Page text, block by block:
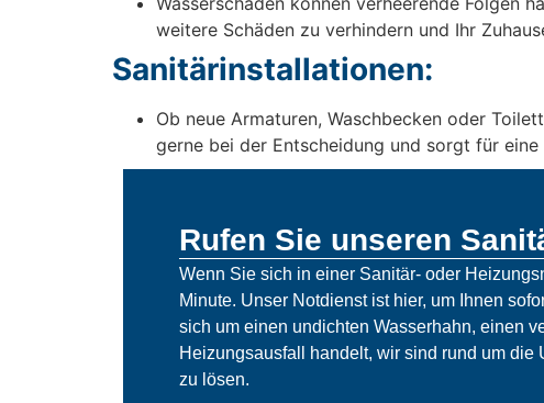
weitere Schäden zu verhindern und Ihr
Sanitärinstallationen:
Ob neue Armaturen, Waschbecken oder
gerne bei der Entscheidung und sorgt für
Rufen Sie unseren
Wenn Sie sich in einer Sanitär- oder
Minute. Unser Notdienst ist hier, um Ihnen
sich um einen undichten Wasserhahn, einen
Heizungsausfall handelt, wir sind rund um die
zu lösen.